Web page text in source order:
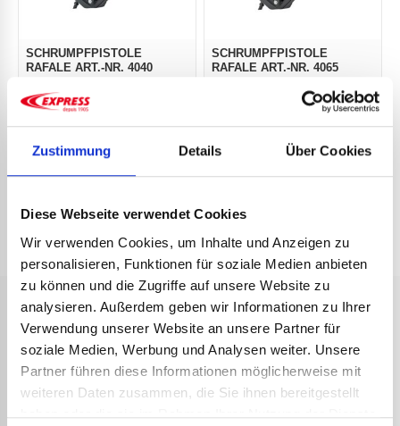
Zustimmung Details Über Cookies
Diese Webseite verwendet Cookies
Wir verwenden Cookies, um Inhalte und Anzeigen zu
personalisieren, Funktionen für soziale Medien anbieten
zu können und die Zugriffe auf unsere Website zu
analysieren. Außerdem geben wir Informationen zu Ihrer
Verwendung unserer Website an unsere Partner für
soziale Medien, Werbung und Analysen weiter. Unsere
Partner führen diese Informationen möglicherweise mit
weiteren Daten zusammen, die Sie ihnen bereitgestellt
haben oder die sie im Rahmen Ihrer Nutzung der Dienste
SCHRUMPFPISTOLE
RAFALE ART.-NR. 4040
1 348,93€
Art.-Nr.:4040
DETAILS ANSEHEN
SCHRUMPFPISTOLE
RAFALE ART.-NR. 4065
inkl. MwSt.
Art.-Nr.:4065
DETAILS ANSEHEN
SCHNELLE
LIEFERUNG
Versand der
Bestellungen
SICHERE
ZAHLUNG
Transaktionen
werden durch
KUNDENSERVICE
Technische
2 JAHRE
GARANTIE
Alle unsere
Produkte